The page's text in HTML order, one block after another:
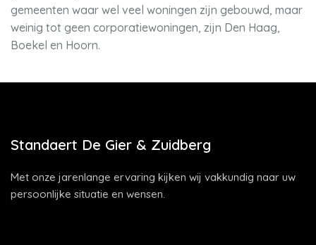
gemeenten waar wel veel woningen zijn gebouwd, maar
weinig tot geen corporatiewoningen, zijn Den Haag,
Boekel en Hoorn.
Standaert De Gier & Zuidberg
Met onze jarenlange ervaring kijken wij vakkundig naar uw
persoonlijke situatie en wensen.